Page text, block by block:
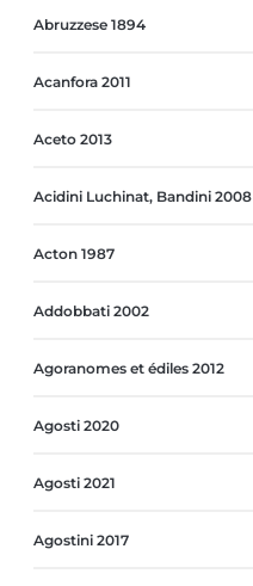
Abruzzese 1894
Acanfora 2011
Aceto 2013
Acidini Luchinat, Bandini 2008
Acton 1987
Addobbati 2002
Agoranomes et édiles 2012
Agosti 2020
Agosti 2021
Agostini 2017